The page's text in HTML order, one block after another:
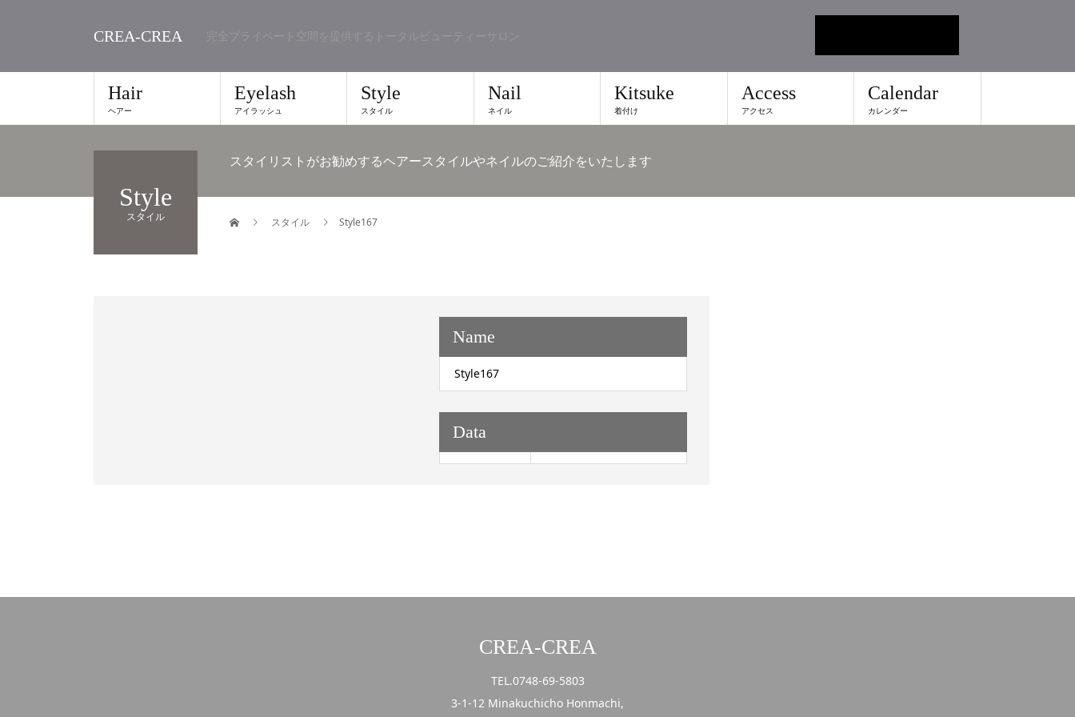
CREA-CREA
Hair
ヘアー
Eyelash
アイラッシュ
Style
スタイル
Nail
ネイル
Kitsuke
着付け
Access
アクセス
Calendar
カレンダー
Style
スタイル
スタイリストがお勧めするヘアースタイルやネイルのご紹介をいたします
スタイル Style167
Name
Style167
Data
CREA-CREA
TEL.0748-69-5803
3-1-12 Minakuchicho Honmachi,